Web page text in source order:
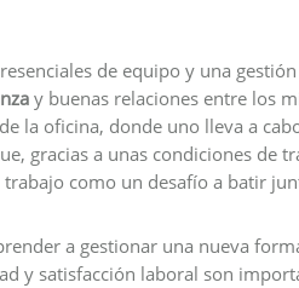
de equipo y una
y buenas relaciones entre los
la oficina, donde uno lleva a
gracias a unas condiciones de
como un desafío a batir
a gestionar una nueva
y satisfacción laboral son